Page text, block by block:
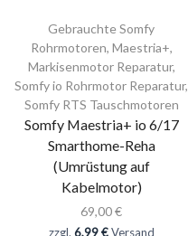
Gebrauchte Somfy
Rohrmotoren, Maestria+,
Markisenmotor Reparatur,
Somfy io Rohrmotor Reparatur,
Somfy RTS Tauschmotoren
Somfy Maestria+ io 6/17
Smarthome-Reha
(Umrüstung auf
Kabelmotor)
69,00€
zzgl. 6,99 €Versand